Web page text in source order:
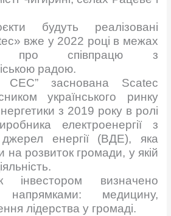
будуть реалізовані
вже у 2022 році в межах
про співпрацю з
радою.
СЕС” заснована Scatec
українського ринку
з 2019 року в ролі
електроенергії з
джерел енергії (ВДЕ), яка
на розвиток громади, у якій
визначено
напрямками: медицину,
лідерства у громаді.